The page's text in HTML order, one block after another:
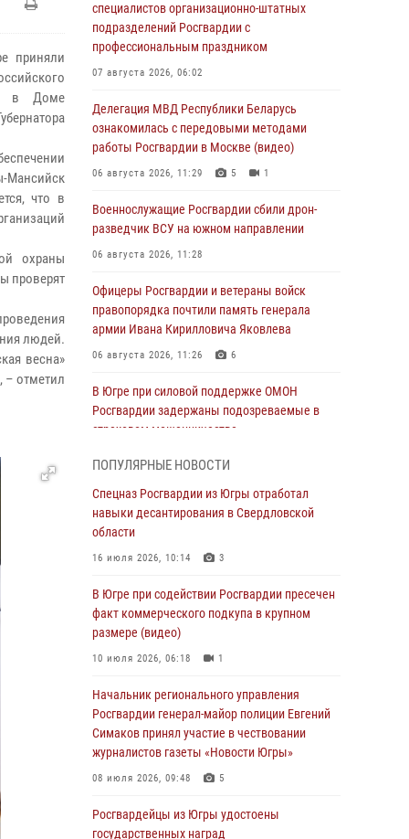
приняли
в Доме
Мансийск
что в
охраны
проверят
людей.
весна»
– отметил
специалистов организационно-штатных
подразделений Росгвардии с
профессиональным праздником
07 августа 2026, 06:02
Делегация МВД Республики Беларусь
ознакомилась с передовыми методами
работы Росгвардии в Москве (видео)
06 августа 2026, 11:29 5 1
Военнослужащие Росгвардии сбили дрон-
разведчик ВСУ на южном направлении
06 августа 2026, 11:28
Офицеры Росгвардии и ветераны войск
правопорядка почтили память генерала
армии Ивана Кирилловича Яковлева
06 августа 2026, 11:26 6
В Югре при силовой поддержке ОМОН
Росгвардии задержаны подозреваемые в
страховом мошенничестве
Урайский отдел вневедомственной охраны
Росгвардии отмечает 60-летний юбилей
05 августа 2026, 12:01
посвященных дню рождения генерала армии
Ивана Яковлева
05 августа 2026, 11:31
ГИБДД в выявлении нарушителей ПДД
05 августа 2026, 11:14
В Югре сотрудники вневедомственной
охраны Росгвардии пресекли более 100
неделю
ПОПУЛЯРНЫЕ НОВОСТИ
Спецназ Росгвардии из Югры отработал
навыки десантирования в Свердловской
области
16 июля 2026, 10:14 3
В Югре при содействии Росгвардии пресечен
факт коммерческого подкупа в крупном
размере (видео)
10 июля 2026, 06:18 1
Начальник регионального управления
Росгвардии генерал-майор полиции Евгений
Симаков принял участие в чествовании
журналистов газеты «Новости Югры»
08 июля 2026, 09:48 5
Росгвардейцы из Югры удостоены
государственных наград